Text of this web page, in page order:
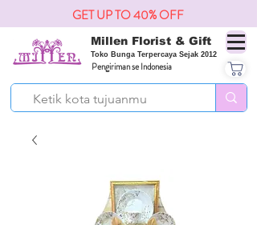
Millen Florist & Gift
Toko Bunga Terpercaya Sejak 2012
Pengiriman se Indonesia
GET UP TO 40% OFF